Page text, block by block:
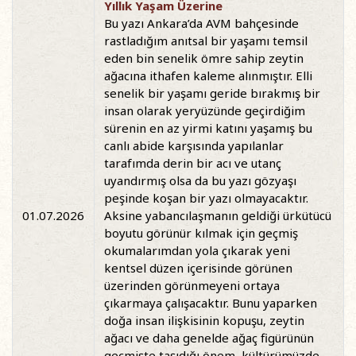
01.07.2026
Yıllık Yaşam Üzerine
Bu yazı Ankara’da AVM bahçesinde
rastladığım anıtsal bir yaşamı temsil
eden bin senelik ömre sahip zeytin
ağacına ithafen kaleme alınmıştır. Elli
senelik bir yaşamı geride bırakmış bir
insan olarak yeryüzünde geçirdiğim
sürenin en az yirmi katını yaşamış bu
canlı abide karşısında yapılanlar
tarafımda derin bir acı ve utanç
uyandırmış olsa da bu yazı gözyaşı
peşinde koşan bir yazı olmayacaktır.
Aksine yabancılaşmanın geldiği ürkütücü
boyutu görünür kılmak için geçmiş
okumalarımdan yola çıkarak yeni
kentsel düzen içerisinde görünen
üzerinden görünmeyeni ortaya
çıkarmaya çalışacaktır. Bunu yaparken
doğa insan ilişkisinin kopuşu, zeytin
ağacı ve daha genelde ağaç figürünün